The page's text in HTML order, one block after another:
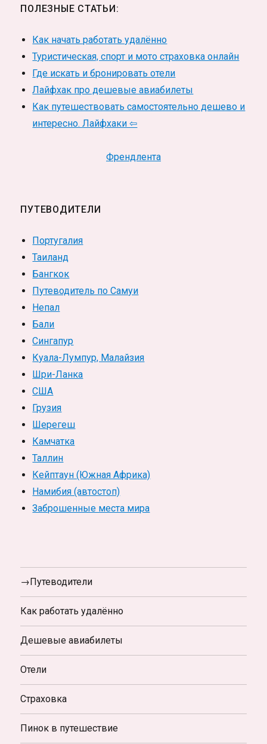
ПОЛЕЗНЫЕ СТАТЬИ:
Как начать работать удалённо
Туристическая, спорт и мото страховка онлайн
Где искать и бронировать отели
Лайфхак про дешевые авиабилеты
Как путешествовать самостоятельно дешево и
интересно. Лайфхаки ⇦
Френдлента
ПУТЕВОДИТЕЛИ
Португалия
Таиланд
Бангкок
Путеводитель по Самуи
Непал
Бали
Сингапур
Куала-Лумпур, Малайзия
Шри-Ланка
США
Грузия
Шерегеш
Камчатка
Таллин
Кейптаун (Южная Африка)
Намибия (автостоп)
Заброшенные места мира
→Путеводители
Как работать удалённо
Дешевые авиабилеты
Отели
Страховка
Пинок в путешествие